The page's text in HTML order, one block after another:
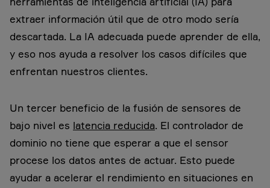
extraer información útil que de otro modo sería
descartada. La IA adecuada puede aprender de ella,
y eso nos ayuda a resolver los casos difíciles que
enfrentan nuestros clientes.
Un tercer beneficio de la fusión de sensores de
bajo nivel es latencia reducida. El controlador de
dominio no tiene que esperar a que el sensor
procese los datos antes de actuar. Esto puede
ayudar a acelerar el rendimiento en situaciones en